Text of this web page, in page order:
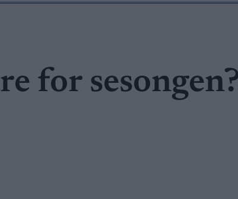
for sesongen?